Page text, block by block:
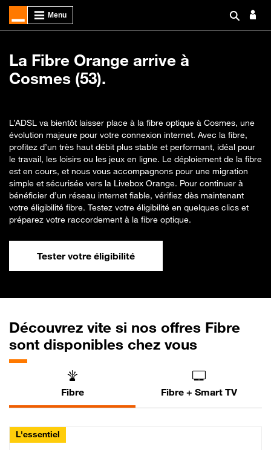
La Fibre Orange arrive à
Cosmes (53).
L’ADSL va bientôt laisser place à la fibre optique à Cosmes, une
évolution majeure pour votre connexion internet. Avec la fibre,
profitez d’un très haut débit plus stable et performant, idéal pour
le travail, les loisirs ou les jeux en ligne. Le déploiement de la fibre
est en cours, et nous vous accompagnons pour une migration
simple et sécurisée vers la Livebox Orange. Pour continuer à
bénéficier d’un réseau internet fiable, vérifiez dès maintenant
votre éligibilité fibre. Testez votre éligibilité en quelques clics et
préparez votre raccordement à la fibre optique.
Tester votre éligibilité
Découvrez vite si nos offres Fibre
sont disponibles chez vous
Fibre Fibre + Smart TV
L'essentiel